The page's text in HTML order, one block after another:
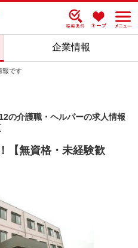
企業情報
報です
の介護職・ヘルパーの求人情報
【無資格・未経験歓